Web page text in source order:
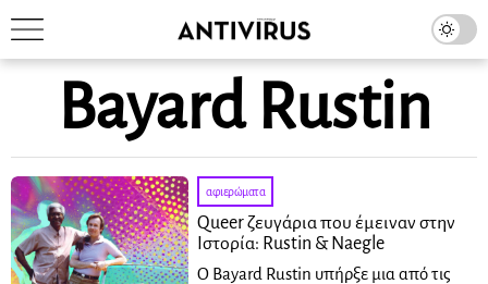
Bayard Rustin
αφιερώματα
Queer ζευγάρια που έμειναν στην
Ιστορία: Rustin & Naegle
Ο Bayard Rustin υπήρξε μια από τις